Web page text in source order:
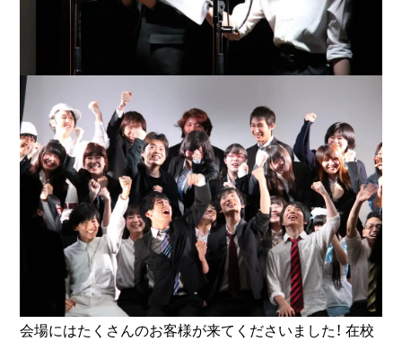
会場にはたくさんのお客様が来てくださいました！ 在校